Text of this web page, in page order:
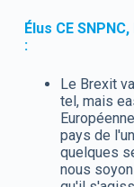
Élus CE
:
Le Brexit
tel, mais
pays de
quelques
nous